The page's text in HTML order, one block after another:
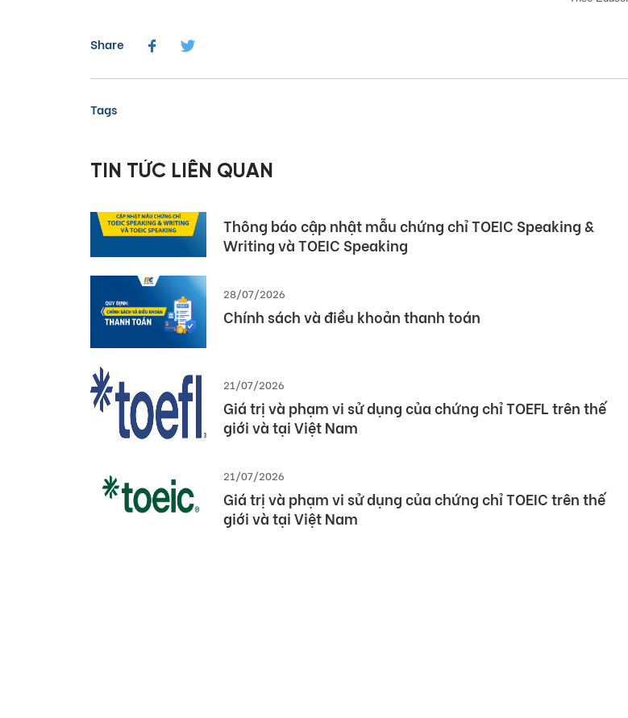
Share
Tags
TIN TỨC LIÊN QUAN
Thông báo cập nhật mẫu chứng chỉ TOEIC Speaking &
Writing và TOEIC Speaking
28/07/2026
Chính sách và điều khoản thanh toán
21/07/2026
Giá trị và phạm vi sử dụng của chứng chỉ TOEFL trên thế
giới và tại Việt Nam
21/07/2026
Giá trị và phạm vi sử dụng của chứng chỉ TOEIC trên thế
giới và tại Việt Nam